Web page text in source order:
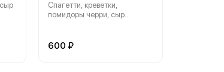
Спагетти, креветки,
помидоры черри, сыр
600 ₽